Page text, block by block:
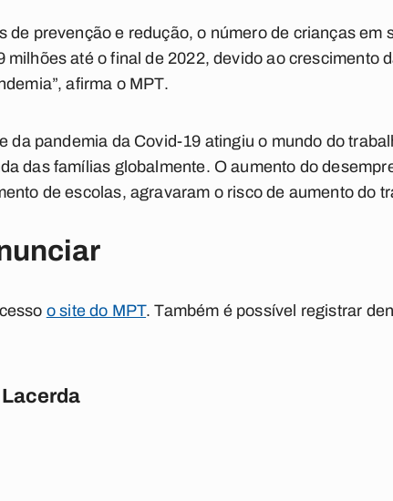
de prevenção e redução, o número de crianças
milhões até o final de 2022, devido ao crescimento
afirma o MPT.
da pandemia da Covid-19 atingiu o mundo do
das famílias globalmente. O aumento do
de escolas, agravaram o risco de aumento do
o site do MPT. Também é possível registrar